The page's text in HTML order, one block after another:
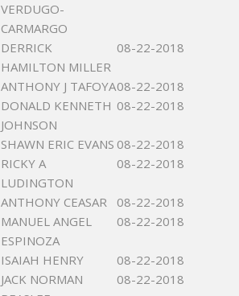
VERDUGO-
CARMARGO
DERRICK
HAMILTON MILLER
08-22-2018
ANTHONY J TAFOYA08-22-2018
DONALD KENNETH
JOHNSON
08-22-2018
SHAWN ERIC EVANS 08-22-2018
RICKY A
LUDINGTON
08-22-2018
ANTHONY CEASAR
08-22-2018
MANUEL ANGEL
ESPINOZA
08-22-2018
ISAIAH HENRY
08-22-2018
JACK NORMAN
08-22-2018